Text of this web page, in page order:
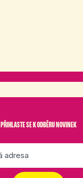
PŘIHLASTE SE K ODBĚRU NOVINEK